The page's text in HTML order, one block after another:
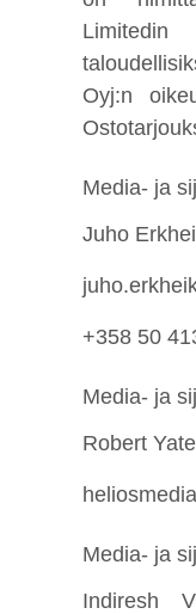
Limitedin
Oyj:n
Media- ja
Juho
+358 50
Media- ja
Robert
Media- ja
Indiresh